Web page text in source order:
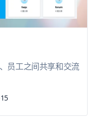
员工之间共享和交流